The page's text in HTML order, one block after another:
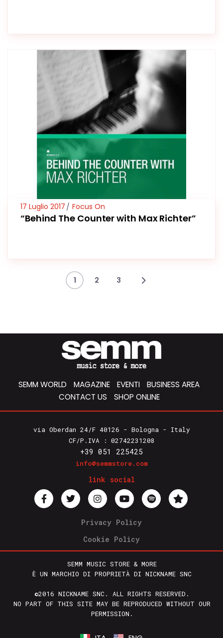
17 Luglio 2017 Focus On
“Behind The Counter with Max Richter”
1 2 3
SEMM WORLD MAGAZINE EVENTI
BUSINESS AREA
CONTACT US
SHOP ONLINE
via Oberdan 24/F 40126 - Bologna - Italy
CF/P.IVA : 02742231208
+39 051 225425
info@semmstore.com
link social
Privacy Policy
Cookie Policy
SEMM MUSIC STORE & MORE
È UN MARCHIO DI PROPRIETÀ DI NICKNAME SNC
©2016 NICKNAME SNC. ALL RIGHTS RESERVED.
NO PART OF THIS SITE MAY BE REPRODUCED WITHOUT OUR
PERMISSION.